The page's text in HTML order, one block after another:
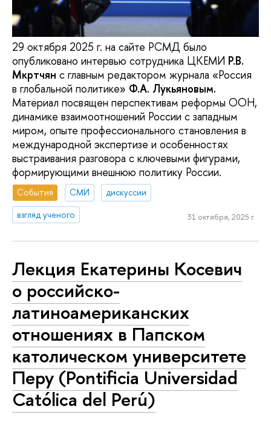
29 октября 2025 г. на сайте РСМД было
опубликовано интервью сотрудника ЦКЕМИ Р.В.
Мкртчян с главным редактором журнала «Россия
в глобальной политике» Ф.А. Лукьяновым.
Материал посвящен перспективам реформы ООН,
динамике взаимоотношений России с западным
миром, опыте профессионального становления в
международной экспертизе и особенностях
выстраивания разговора с ключевыми фигурами,
формирующими внешнюю политику России.
События СМИ
дискуссии
взгляд ученого
31 октября, 2025 г.
Лекция Екатерины Косевич
о российско-
латиноамериканских
отношениях в Папском
католическом университете
Перу (Pontificia Universidad
Católica del Perú)